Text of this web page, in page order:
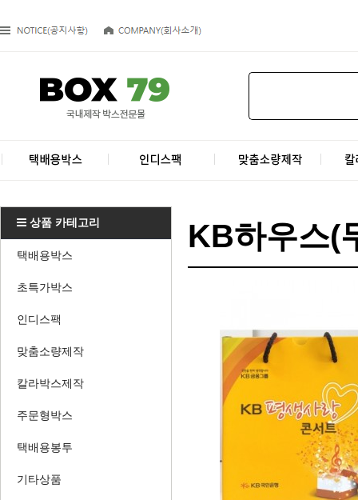
상품 카테고리
택배용박스
초특가박스
인디스팩
맞춤소량제작
칼라박스제작
주문형박스
택배용봉투
기타상품
KB하우스(